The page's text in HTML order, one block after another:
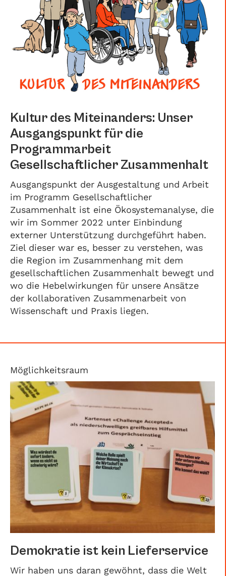
Kultur des Miteinanders: Unser
Ausgangspunkt für die
Programmarbeit
Gesellschaftlicher Zusammenhalt
Ausgangspunkt der Ausgestaltung und Arbeit
im Programm Gesellschaftlicher
Zusammenhalt ist eine Ökosystemanalyse, die
wir im Sommer 2022 unter Einbindung
externer Unterstützung durchgeführt haben.
Ziel dieser war es, besser zu verstehen, was
die Region im Zusammenhang mit dem
gesellschaftlichen Zusammenhalt bewegt und
wo die Hebelwirkungen für unsere Ansätze
der kollaborativen Zusammenarbeit von
Wissenschaft und Praxis liegen.
Möglichkeitsraum
Demokratie ist kein Lieferservice
Wir haben uns daran gewöhnt, dass die Welt